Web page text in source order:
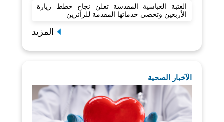
العتبة العباسية المقدسة تعلن نجاح خطط زيارة
الأربعين وتحصي خدماتها المقدمة للزائرين
المزيد
الآخبار الصحية